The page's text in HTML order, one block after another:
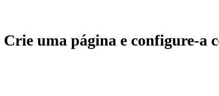
Crie uma página e configure-a